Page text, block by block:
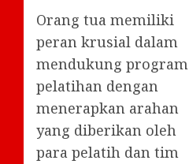
Orang tua memiliki
peran krusial dalam
mendukung program
pelatihan dengan
menerapkan arahan
yang diberikan oleh
para pelatih dan tim